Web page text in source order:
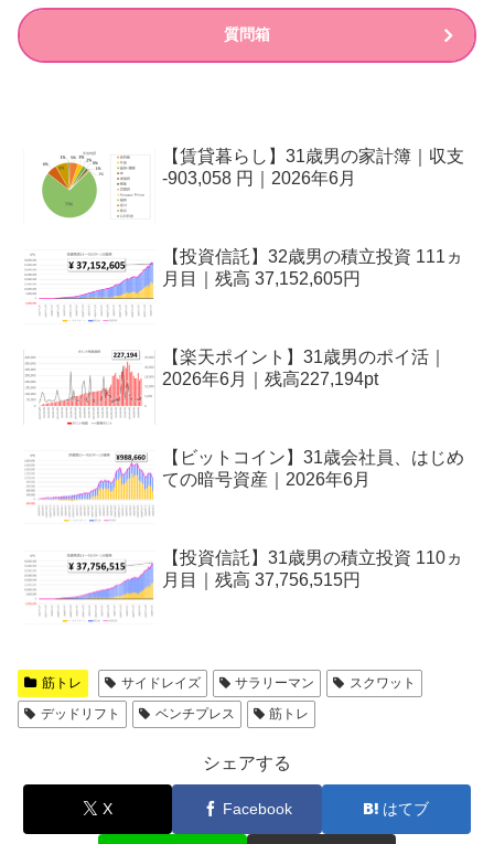
質問箱
【賃貸暮らし】31歳男の家計簿｜収支
-903,058 円｜2026年6月
【投資信託】32歳男の積立投資 111ヵ
月目｜残高 37,152,605円
【楽天ポイント】31歳男のポイ活｜
2026年6月｜残高227,194pt
【ビットコイン】31歳会社員、はじめ
ての暗号資産｜2026年6月
【投資信託】31歳男の積立投資 110ヵ
月目｜残高 37,756,515円
筋トレ サイドレイズ サラリーマン
スクワット
デッドリフト
ベンチプレス 筋トレ
シェアする
X Facebook はてブ